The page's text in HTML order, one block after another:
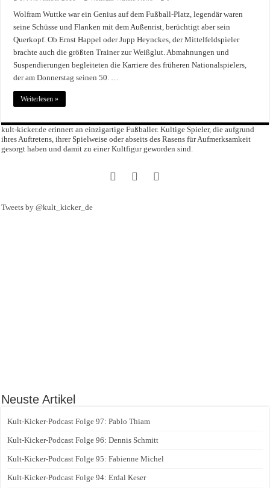
Wolfram Wuttke war ein Genius auf dem Fußball-Platz, legendär waren
seine Schüsse und Flanken mit dem Außenrist, berüchtigt aber sein
Querkopf. Ob Ernst Happel oder Jupp Heynckes, der Mittelfeldspieler
brachte auch die größten Trainer zur Weißglut. Abmahnungen und
Suspendierungen begleiteten die Karriere des früheren Nationalspielers,
der am Donnerstag seinen 50. …
Weiterlesen »
kult-kicker.de erinnert an einzigartige Fußballer. Kultige Spieler, die aufgrund
ihres Auftretens, ihrer Spielweise oder abseits des Rasens für Aufmerksamkeit
gesorgt haben und damit zu einer Kultfigur geworden sind.
Tweets by @kult_kicker_de
Neuste Artikel
Kult-Kicker-Podcast Folge 97: Pablo Thiam
Kult-Kicker-Podcast Folge 96: Dennis Schmitt
Kult-Kicker-Podcast Folge 95: Fabienne Michel
Kult-Kicker-Podcast Folge 94: Erdal Keser